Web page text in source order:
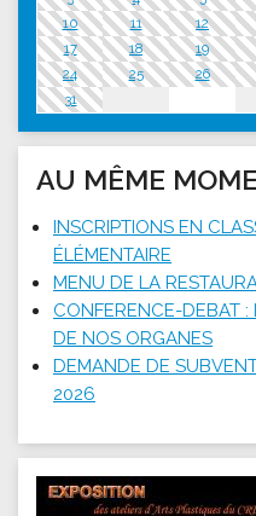
10
11 12
17
18 19
24
25 26
31
AU MÊME
INSCRIPTIONS EN
ÉLÉMENTAIRE
MENU DE LA
CONFERENCE-DEBAT :
DE NOS ORGANES
DEMANDE DE
2026